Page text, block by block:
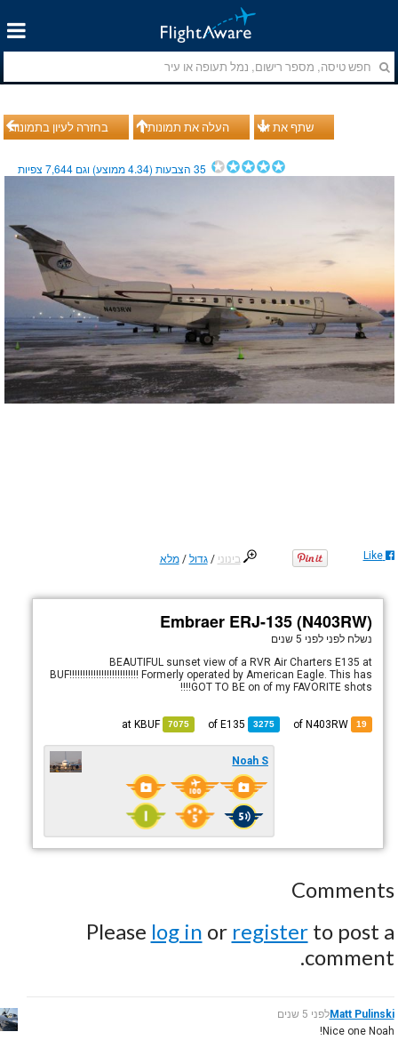
בחזרה לעיון בתמונות העלה את תמונותיך שתף את זה
35הצבעות (4.34ממוצע) וגם 7,644צפיות
בינוני /גדול /מלא Like
Embraer ERJ-135 (N403RW)
נשלח לפנילפני 5 שנים
BEAUTIFUL sunset view of a RVR Air Charters E135 at
BUF!!!!!!!!!!!!!!!!!!!!!!!!!! Formerly operated by American Eagle. This has
GOT TO BE on of my FAVORITE shots!!!!
19
of N403RW
3275
E135
7075
at
KBUF
Noah S
Comments
Please log in or registerto post a
comment.
Matt Pulinskiלפני 5 שנים
Nice one Noah!